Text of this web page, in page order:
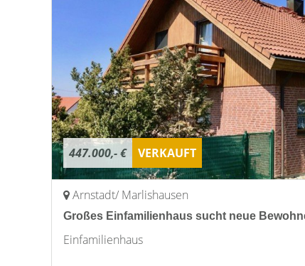
447.000,- € VERKAUFT
Arnstadt/ Marlishausen
Großes Einfamilienhaus sucht neue
Einfamilienhaus